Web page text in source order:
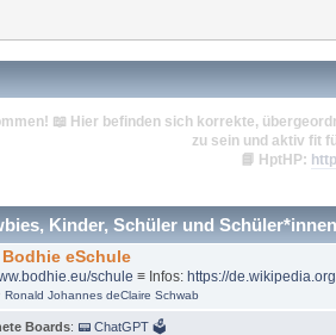
📖 Hier befinden sich korrekte,
zu sein und aktiv fit
📘 HptHP:
Kinder, Schüler und
Bodhie eSchule
schule ≡ Infos: https://
Ronald Johannes deClaire Schwab
Boards: 📟 ChatGPT 🗳